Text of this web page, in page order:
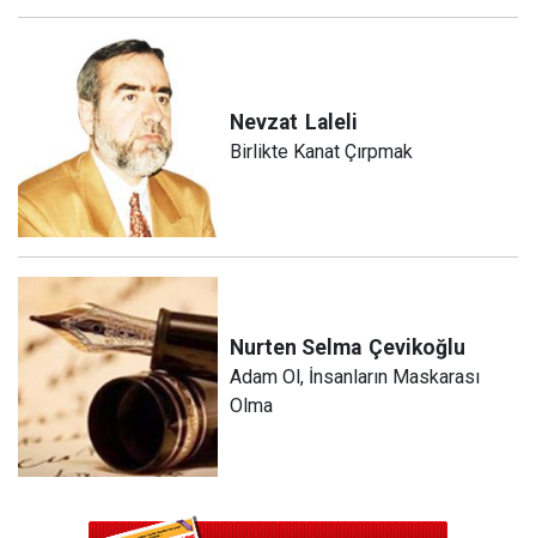
Nevzat Laleli
Birlikte Kanat Çırpmak
Nurten Selma Çevikoğlu
Adam Ol, İnsanların Maskarası
Olma